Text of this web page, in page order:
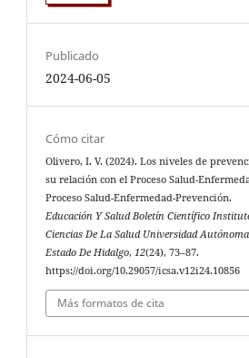
Publicado
2024-06-05
Cómo citar
Olivero, I. V. (2024). Los niveles de
su relación con el Proceso Salud-
Proceso Salud-Enfermedad-Prevención.
Educación Y Salud Boletín Científico
Ciencias De La Salud Universidad
Estado De Hidalgo,12(24), 73–87.
https://doi.org/10.29057/icsa.v12i24.10856
Más formatos de cita